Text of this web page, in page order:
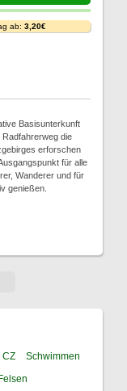
ab: 3,20€
Basisunterkunft
Radfahrerweg die
erforschen
für alle
Wanderer und für
genießen.
CZ
Schwimmen
Felsen